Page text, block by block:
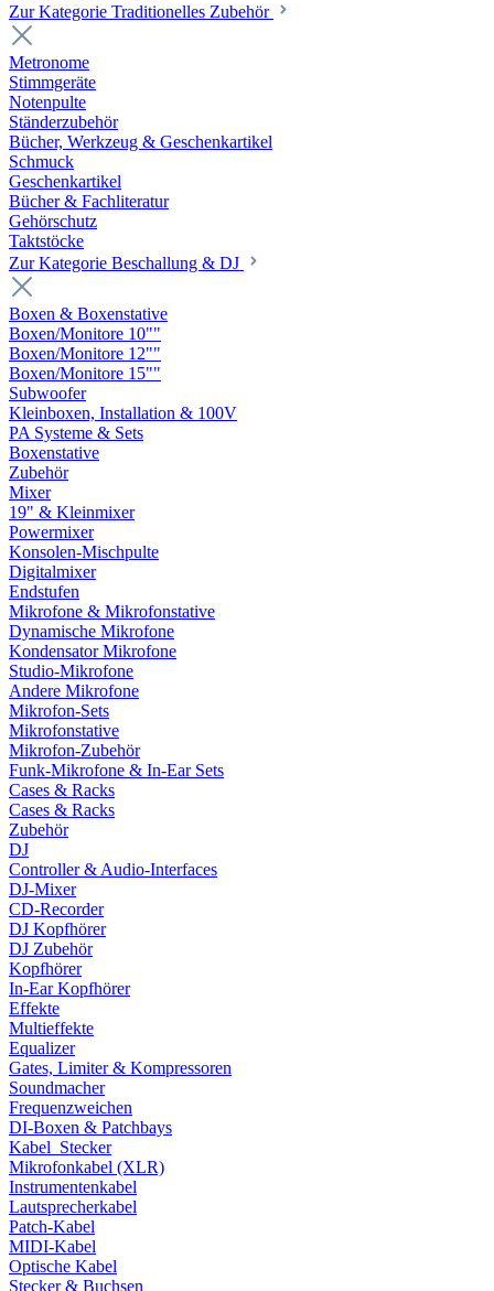
Zur Kategorie Traditionelles Zubehör
Metronome
Stimmgeräte
Notenpulte
Ständerzubehör
Bücher, Werkzeug & Geschenkartikel
Schmuck
Geschenkartikel
Bücher & Fachliteratur
Gehörschutz
Taktstöcke
Zur Kategorie Beschallung & DJ
Boxen & Boxenstative
Boxen/Monitore 10""
Boxen/Monitore 12""
Boxen/Monitore 15""
Subwoofer
Kleinboxen, Installation & 100V
PA Systeme & Sets
Boxenstative
Zubehör
Mixer
19" & Kleinmixer
Powermixer
Konsolen-Mischpulte
Digitalmixer
Endstufen
Mikrofone & Mikrofonstative
Dynamische Mikrofone
Kondensator Mikrofone
Studio-Mikrofone
Andere Mikrofone
Mikrofon-Sets
Mikrofonstative
Mikrofon-Zubehör
Funk-Mikrofone & In-Ear Sets
Cases & Racks
Cases & Racks
Zubehör
DJ
Controller & Audio-Interfaces
DJ-Mixer
CD-Recorder
DJ Kopfhörer
DJ Zubehör
Kopfhörer
In-Ear Kopfhörer
Effekte
Multieffekte
Equalizer
Gates, Limiter & Kompressoren
Soundmacher
Frequenzweichen
DI-Boxen & Patchbays
Kabel_Stecker
Mikrofonkabel (XLR)
Instrumentenkabel
Lautsprecherkabel
Patch-Kabel
MIDI-Kabel
Optische Kabel
Stecker & Buchsen